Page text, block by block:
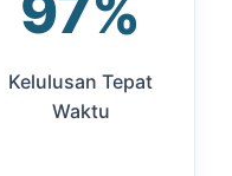
Kelulusan Tepat
Waktu